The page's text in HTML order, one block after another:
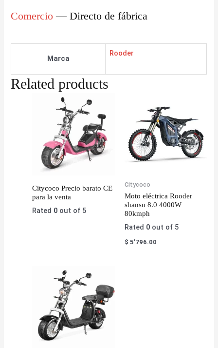
Comercio — Directo de fábrica
Marca
Rooder
Related products
Citycoco Precio barato CE
para la venta
Rated 0 out of 5
Citycoco
Moto eléctrica Rooder
shansu 8.0 4000W
80kmph
Rated 0out of 5
$ 5'796.00